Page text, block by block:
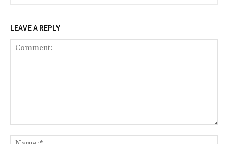
LEAVE A REPLY